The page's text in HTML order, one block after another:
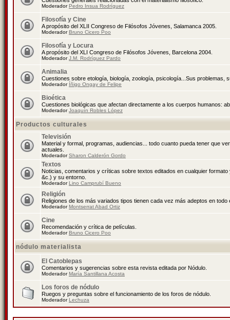
ModeradorPedro Insua Rodríguez
Filosofía y Cine
A propósito del XLII Congreso de Filósofos Jóvenes, Salamanca 2005.
ModeradorBruno Cicero Poo
Filosofía y Locura
A propósito del XLI Congreso de Filósofos Jóvenes, Barcelona 2004.
ModeradorJ.M. Rodríguez Pardo
Animalia
Cuestiones sobre etología, biología, zoología, psicología...Sus problemas,
Moderador Íñigo Ongay de Felipe
Bioética
Cuestiones biológicas que afectan directamente a los cuerpos humanos:
ModeradorJoaquín Robles López
Productos culturales
Televisión
Material y formal, programas, audiencias... todo cuanto pueda tener que
actuales.
ModeradorSharon Calderón Gordo
Textos
Noticias, comentarios y críticas sobre textos editados en cualquier
&c.) y su entorno.
ModeradorLino Camprubí Bueno
Religión
Religiones de los más variados tipos tienen cada vez más adeptos en todo
ModeradorMontserrat Abad Ortiz
Cine
Recomendación y crítica de películas.
ModeradorBruno Cicero Poo
nódulo materialista
El Catoblepas
Comentarios y sugerencias sobre esta revista editada por Nódulo.
ModeradorMaría Santillana Acosta
Los foros de nódulo
Ruegos y preguntas sobre el funcionamiento de los foros de nódulo.
ModeradorLechuza